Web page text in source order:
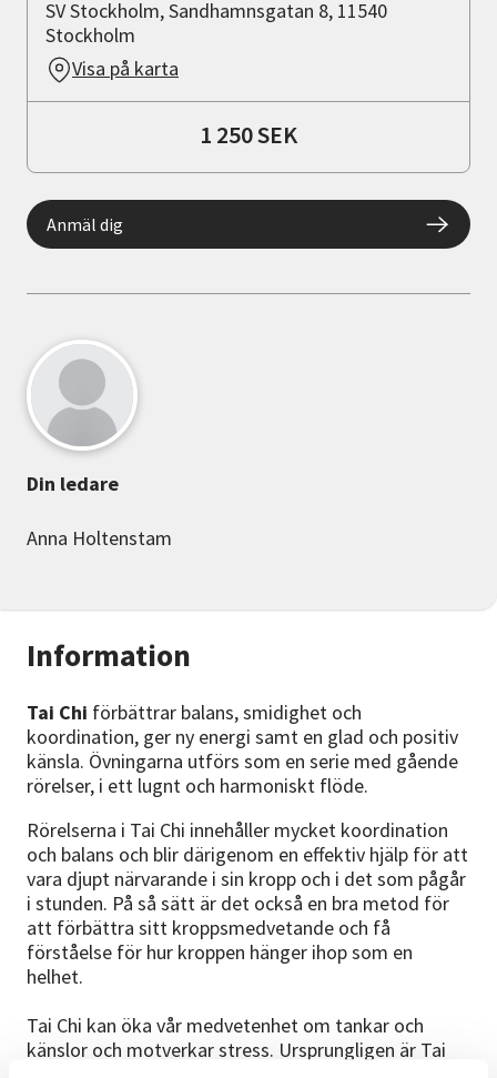
Information
Tai Chi förbättrar balans, smidighet och
koordination, ger ny energi samt en glad och positiv
känsla. Övningarna utförs som en serie med gående
rörelser, i ett lugnt och harmoniskt flöde.
Rörelserna i Tai Chi innehåller mycket koordination
och balans och blir därigenom en effektiv hjälp för att
vara djupt närvarande i sin kropp och i det som pågår
i stunden. På så sätt är det också en bra metod för
att förbättra sitt kroppsmedvetande och få
förståelse för hur kroppen hänger ihop som en
helhet.
Tai Chi kan öka vår medvetenhet om tankar och
känslor och motverkar stress. Ursprungligen är Tai
SV Stockholm, Sandhamnsgatan 8, 11540
Stockholm
Visa på karta
1 250 SEK
Anmäl dig
Din ledare
Anna Holtenstam